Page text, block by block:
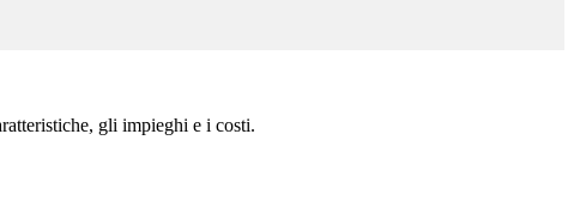
gli impieghi e i costi.